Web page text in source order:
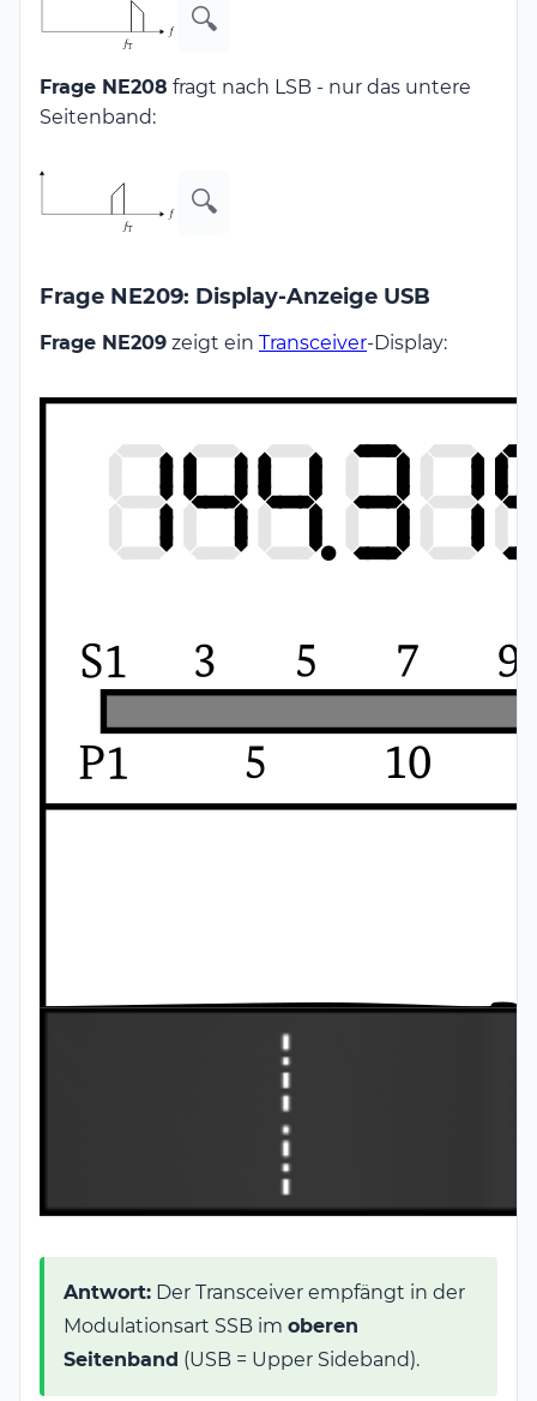
🔍
Frage NE208 fragt nach LSB - nur das untere
Seitenband:
🔍
Frage NE209: Display-Anzeige USB
Frage NE209 zeigt ein Transceiver-Display:
Antwort: Der Transceiver empfängt in der
Modulationsart SSB im oberen
Seitenband (USB = Upper Sideband).